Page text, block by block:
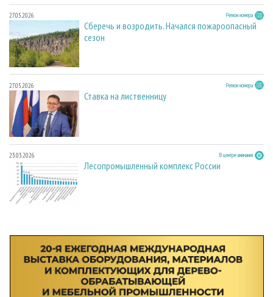
27.05.2026 Регион номера
Сберечь и возродить. Начался пожароопасный
сезон
27.05.2026 Регион номера
Ставка на лиственницу
23.03.2026 В центре внимания
Лесопромышленный комплекс России